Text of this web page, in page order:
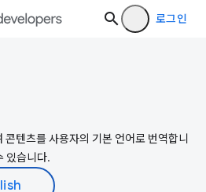
로그인
텐츠를 사용자의 기본 언어로 번역합니
있습니다.